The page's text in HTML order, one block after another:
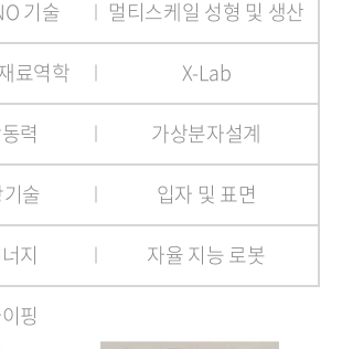
기술 멀티스케일 성형 및 생산
료역학 X-Lab
력 가상분자설계
술 입자 및 표면
지
핑
자율 지능 로봇